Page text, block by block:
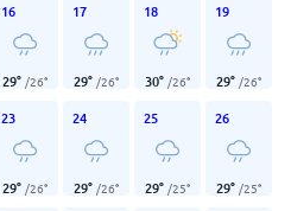
16
29° /26°
17
29° /26°
18
30° /26°
19
29° /26°
23
29° /26°
24
29° /26°
25
29° /25°
26
29° /25°